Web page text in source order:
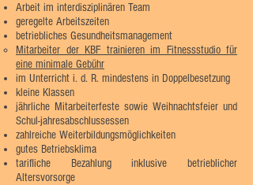
Arbeit im interdisziplinären Team
geregelte Arbeitszeiten
betriebliches Gesundheitsmanagement
Mitarbeiter der KBF trainieren im Fitnessstudio für
eine minimale Gebühr​
im Unterricht i. d. R. mindestens in Doppelbesetzung
kleine Klassen
jährliche Mitarbeiterfeste sowie Weihnachtsfeier und
Schul-jahresabschlussessen
zahlreiche Weiterbildungsmöglichkeiten
gutes Betriebsklima
tarifliche Bezahlung inklusive betrieblicher
Altersvorsorge